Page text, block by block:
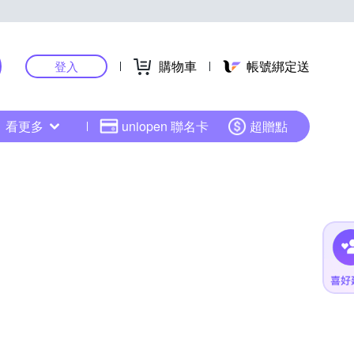
登入 購物車 帳號綁定送
看更多 uniopen 聯名卡 超贈點